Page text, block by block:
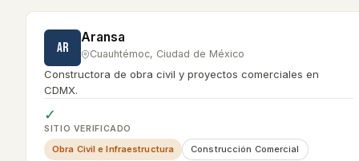
AR
Aransa
Cuauhtémoc, Ciudad de México
Constructora de obra civil y proyectos comerciales en
CDMX.
✓
SITIO VERIFICADO
Obra Civil e Infraestructura Construcción Comercial